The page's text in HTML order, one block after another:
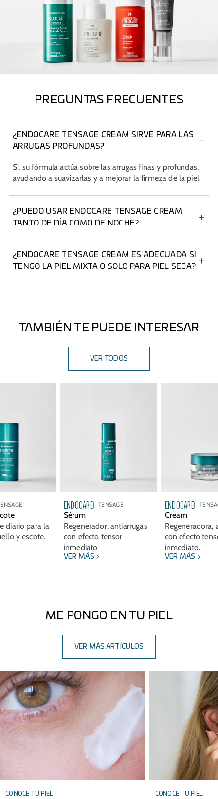
PREGUNTAS FRECUENTES
¿ENDOCARE TENSAGE CREAM SIRVE PARA LAS
ARRUGAS PROFUNDAS?
Sí, su fórmula actúa sobre las arrugas finas y profundas,
ayudando a suavizarlas y a mejorar la firmeza de la piel.
¿PUEDO USAR ENDOCARE TENSAGE CREAM
TANTO DE DÍA COMO DE NOCHE?
¿ENDOCARE TENSAGE CREAM ES ADECUADA SI
TENGO LA PIEL MIXTA O SOLO PARA PIEL SECA?
TAMBIÉN TE PUEDE INTERESAR
VER TODOS
diario para la
y escote.
ENDOCARE TENSAGE
Sérum
Regenerador, antiarrugas
con efecto tensor
inmediato
VER MÁS
ENDOCARE
Cream
Regeneradora,
con efecto
inmediato.
VER MÁS
ME PONGO EN TU PIEL
VER MÁS ARTÍCULOS
CONOCE TU PIEL CONOCE TU PIEL